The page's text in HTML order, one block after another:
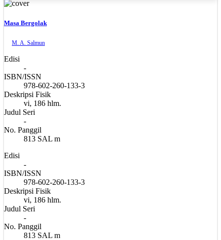
Masa Bergolak
M. A. Salmun
Edisi
-
ISBN/ISSN
978-602-260-133-3
Deskripsi Fisik
vi, 186 hlm.
Judul Seri
-
No. Panggil
813 SAL m
Edisi
-
ISBN/ISSN
978-602-260-133-3
Deskripsi Fisik
vi, 186 hlm.
Judul Seri
-
No. Panggil
813 SAL m